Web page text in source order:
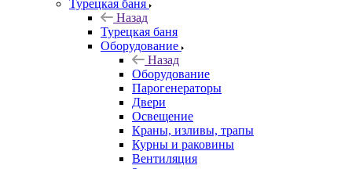
Турецкая баня
Назад
Турецкая баня
Оборудование
Назад
Оборудование
Парогенераторы
Двери
Освещение
Краны, изливы, трапы
Курны и раковины
Вентиляция